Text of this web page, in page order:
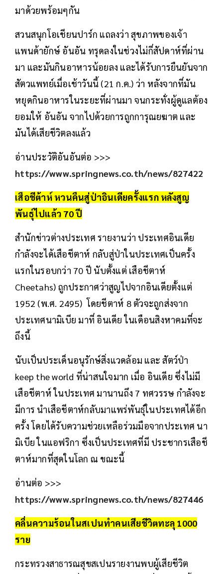
มาด้วยพร้อมๆกัน
สวนสนุกโอเชียนปาร์ก แถลงว่า สุขภาพของเจ้า
แพนด้ายักษ์ อันอัน ทรุดลงในช่วงไม่กี่สัปดาห์ที่ผ่าน
มา และมันกินอาหารน้อยลง และได้รับการยืนยันจาก
สัตวแพทย์เมื่อเช้าวันนี้ (21 ก.ค.) ว่า หลังจากที่มัน
หยุดกินอาหารในระยะที่ผ่านมา จนกระทั่งผู้ดูแลต้อง
ยอมให้ อันอัน จากไปด้วยการถูกการุณยฆาต และ
มันได้เสียชีวิตลงแล้ว
อ่านประวัติอันอันต่อ >>>
https://www.springnews.co.th/news/827422
เสือชีต้าห์ หวนคืนสู่ป่าอินเดียครั้งแรก หลังสูญ
พันธุ์ไปแล้ว 70 ปี
สำนักข่าวต่างประเทศ รายงานว่า ประเทศอินเดีย
กำลังจะได้เสือชีตาห์ กลับสู่ป่าในประเทศเป็นครั้ง
แรกในรอบกว่า 70 ปี นับตั้งแต่ เสือชีตาห์
Cheetahs) ถูกประกาศว่าสูญไปจากอินเดียตั้งแต่
1952 (พ.ศ. 2495) โดยชีตาห์ 8 ตัวจะถูกส่งจาก
ประเทศนามิเบีย มาที่ อินเดีย ในเดือนสิงหาคมที่จะ
ถึงนี้
นับเป็นประเด็นอนุรักษ์สิ่งแวดล้อม และ สัตว์ป่า
keep the world ที่น่าสนใจมาก เมื่อ อินเดีย ซึ่งไม่มี
เสือชีตาห์ ในประเทศ มานานถึง 7 ทศวรรษ กำลังจะ
มีการ นำเสือชีตาห์กลับมาแพร่พันธุ์ในประเทศได้อีก
ครั้ง โดยได้รับความช่วยเหลือร่วมมือจากประเทศ นา
มิเบีย ในแอฟริกา ซึ่งเป็นประเทศที่มี ประชากรเสือชี
ตาห์มากที่สุดในโลก ณ ขณะนี้
อ่านต่อ >>>
https://www.springnews.co.th/news/827446
คลื่นความร้อนในสเปนทำคนเสียชีวิตทะลุ 1000
ราย
กระทรวงสาธารณสุขสเปนรายงานพบผู้เสียชีวิต